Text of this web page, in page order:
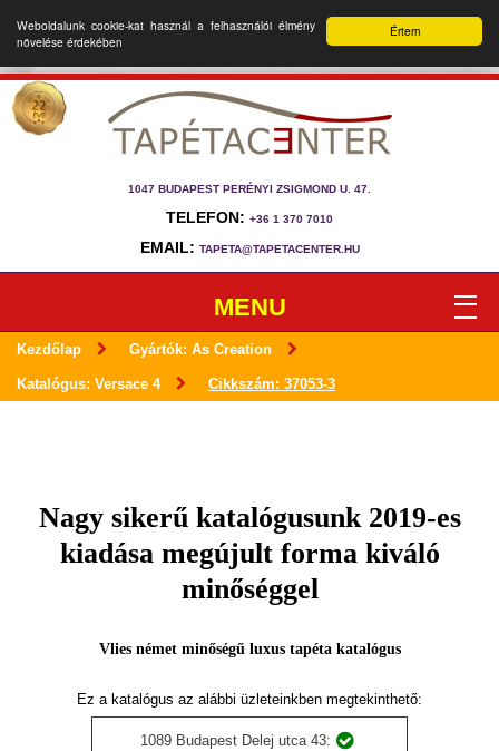
Értem
Weboldalunk cookie-kat használ a felhasználói élmény
növelése érdekében
1047 BUDAPEST PERÉNYI ZSIGMOND U. 47.
TELEFON: +36 1 370 7010
EMAIL: TAPETA@TAPETACENTER.HU
MENU
Kezdőlap Gyártók: As Creation
Katalógus: Versace 4 Cikkszám: 37053-3
Nagy sikerű katalógusunk 2019-es
kiadása megújult forma kiváló
minőséggel
Vlies német minőségű luxus tapéta katalógus
Ez a katalógus az alábbi üzleteinkben megtekinthető:
1089 Budapest Delej utca 43: